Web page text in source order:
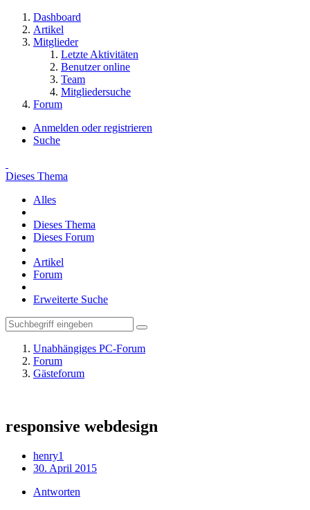
Dashboard
Artikel
Mitglieder
Letzte Aktivitäten
Benutzer online
Team
Mitgliedersuche
Forum
Anmelden oder registrieren
Suche
Dieses Thema
Alles
Dieses Thema
Dieses Forum
Artikel
Forum
Erweiterte Suche
Unabhängiges PC-Forum
Forum
Gästeforum
responsive webdesign
henry1
30. April 2015
Antworten